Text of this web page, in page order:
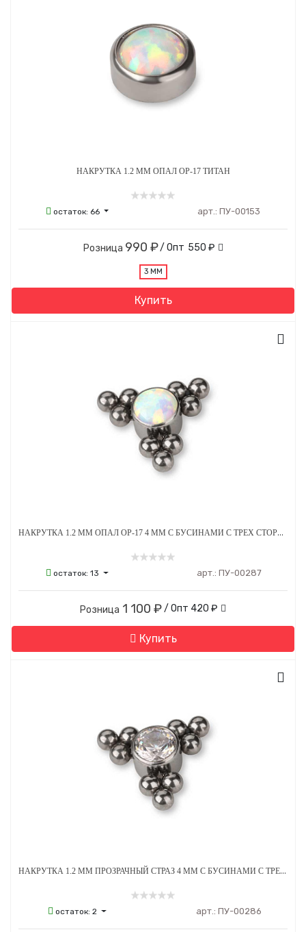
НАКРУТКА 1.2 ММ ОПАЛ ОР-17 ТИТАН
остаток: 66 арт.: ПУ-00153
Розница 990 ₽/ Опт 550 ₽
3 ММ
Купить
НАКРУТКА 1.2 ММ ОПАЛ OP-17 4 ММ С БУСИНАМИ С ТРЕХ СТОРОН ТИТАН
остаток:13 арт.: ПУ-00287
Розница 1 100 ₽/ Опт 420 ₽
Купить
НАКРУТКА 1.2 ММ ПРОЗРАЧНЫЙ СТРАЗ 4 ММ С БУСИНАМИ С ТРЕХ СТОРОН ТИТАН
остаток:2 арт.: ПУ-00286